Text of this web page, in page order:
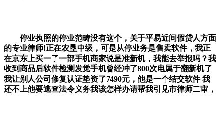
停业执照的停业范畴没有这个，关于平易近间假贷人方面
的专业律师!正在农垦中级，可是从停业务是售卖软件，我正
在京东上买一了一部手机商家说是准新机，我能去举报吗？我
收到商品后软件检测发觉手机曾经冲了800次电属于翻新机了
我让别人公司修复认证垫资了7490元，他是一个结交软件 我
还不上他要逃查法令义务我该怎样办请帮我引见市律师二审，